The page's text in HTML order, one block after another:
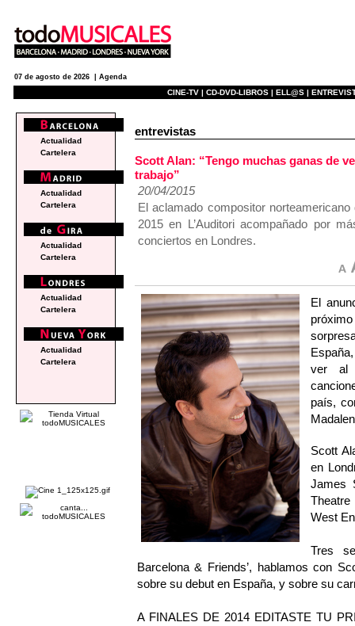
07 de agosto de 2026 | Agenda
CINE-TV | CD-DVD-LIBROS | ELL@S |
entrevistas
Scott Alan: “Tengo muchas ganas de
trabajo”
20/04/2015
El aclamado compositor
2015 en L’Auditori acompañado por
conciertos en Londres.
El
ver al
país,
Scott
en
James
West
Tres
Barcelona & Friends’, hablamos con
sobre su debut en España, y sobre su
A FINALES DE 2014 EDITASTE TU
Actualidad
Cartelera
Actualidad
Cartelera
Actualidad
Cartelera
Actualidad
Cartelera
Actualidad
Cartelera